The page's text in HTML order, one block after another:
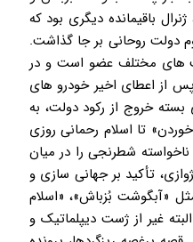
باقیمانده دیگری بود که
دولت روحانی بر جا گذاشت.
های مختلف عضو است و در
از اعطای اخیر خودرو های
خروج از رکود دولت، به
تا اسلام رحمانی روزی
شطرنجی را در میان
تأکید بر جهانی سازی و
«آبگوشت بُزباش»، «اسلام
غیر از ژست دیپلماتیک و